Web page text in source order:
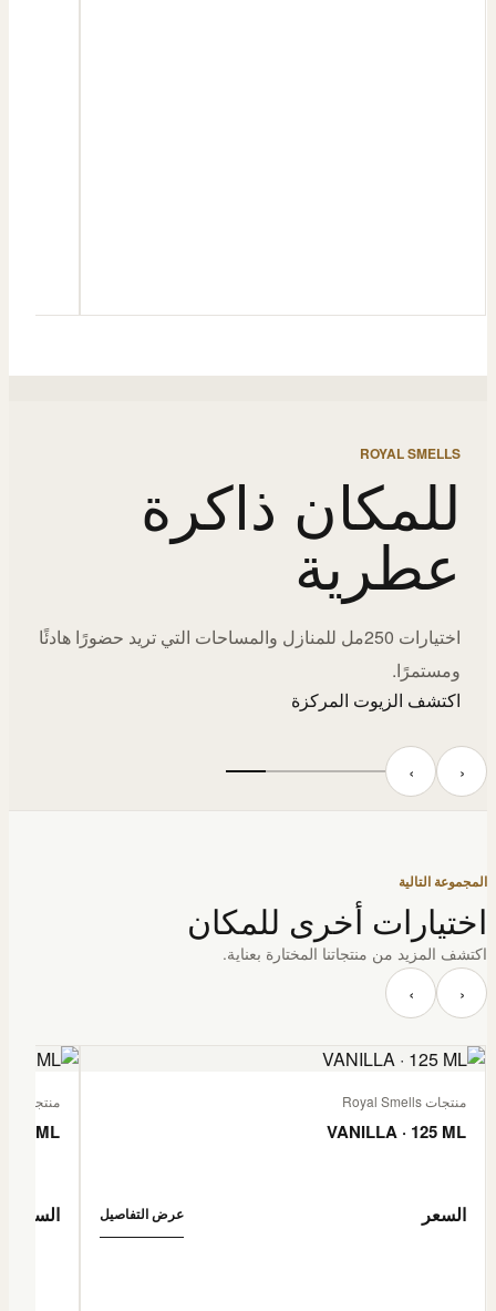
ROYAL SMELLS
للمكان ذاكرة
عطرية
اختيارات 250مل للمنازل والمساحات التي تريد حضورًا هادئًا
ومستمرًا.
اكتشف الزيوت المركزة
‹ ›
المجموعة التالية
اختيارات أخرى للمكان
اكتشف المزيد من منتجاتنا المختارة بعناية.
‹ ›
منتجات Royal Smells
VANILLA · 125 ML
السعر عرض التفاصيل
منتجات Royal Smells
ML
السعر